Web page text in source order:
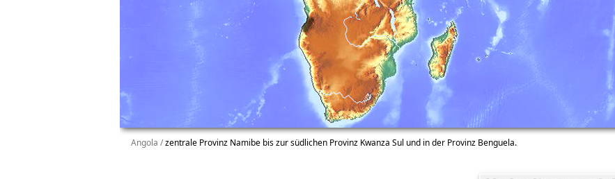
Angola /zentrale Provinz Namibe bis zur südlichen Provinz Kwanza Sul und in der Provinz Benguela.